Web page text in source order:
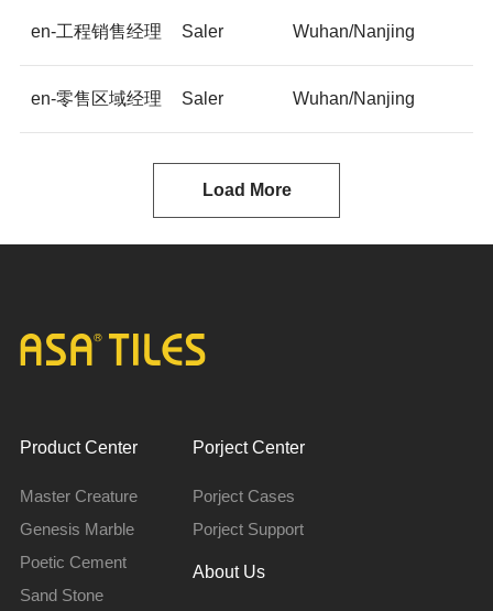
en-工程销售经理 Saler Wuhan/Nanjing
en-零售区域经理 Saler Wuhan/Nanjing
Load More
Product Center
Master Creature
Genesis Marble
Poetic Cement
Sand Stone
Porject Center
Porject Cases
Porject Support
About Us